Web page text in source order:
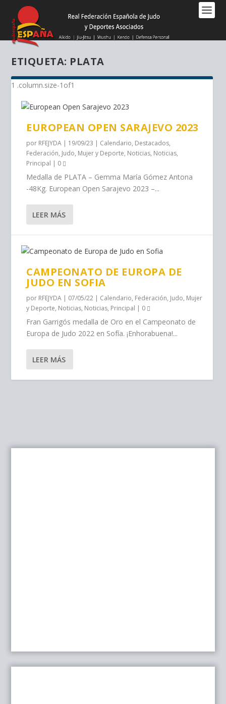
este
sitio
web
sistema
accesibilidad.
ETIQUETA: PLATA
EUROPEAN OPEN SARAJEVO 2023
por RFEJYDA | 19/09/23 | Calendario, Destacados,
Federación, Judo, Mujer y Deporte, Noticias, Noticias,
Principal | 0
Medalla de PLATA – Gemma María Gómez Antona
-48Kg. European Open Sarajevo 2023 –...
LEER MÁS
CAMPEONATO DE EUROPA DE
JUDO EN SOFIA
por RFEJYDA | 07/05/22 | Calendario, Federación, Judo, Mujer
y Deporte, Noticias, Noticias, Principal | 0
Fran Garrigós medalla de Oro en el Campeonato de
Europa de Judo 2022 en Sofía. ¡Enhorabuena!...
LEER MÁS